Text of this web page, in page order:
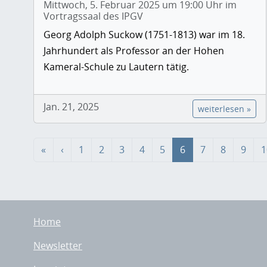
Mittwoch, 5. Februar 2025 um 19:00 Uhr im
Vortragssaal des IPGV
Georg Adolph Suckow (1751-1813) war im 18.
Jahrhundert als Professor an der Hohen
Kameral-Schule zu Lautern tätig.
Jan. 21, 2025 weiterlesen »
« ‹ 1 2 3 4 5 6 7 8 9
Home
Newsletter